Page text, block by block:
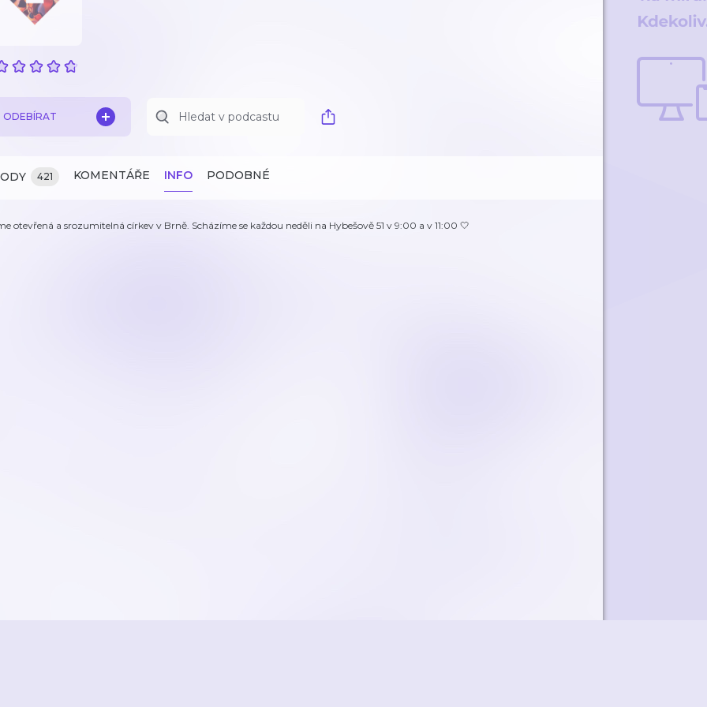
ODEBÍRAT
421 KOMENTÁŘE INFO PODOBNÉ
otevřená a srozumitelná církev v Brně. Scházíme se každou neděli na Hybešově 51 v 9:00 a v 11:00 🤍